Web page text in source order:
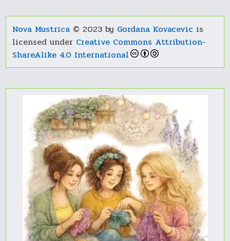
Nova Mustrica © 2023 by Gordana Kovacevic is
licensed under Creative Commons Attribution-
ShareAlike 4.0 International